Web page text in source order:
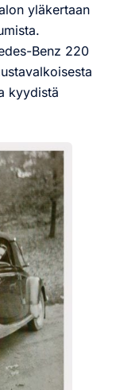
yläkertaan
Benz 220
kyydistä